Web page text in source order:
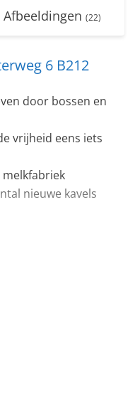
Afbeeldingen (22)
6 B212
door bossen en
vrijheid eens iets
melkfabriek
nieuwe kavels
in voorbereiding.
naar eigen